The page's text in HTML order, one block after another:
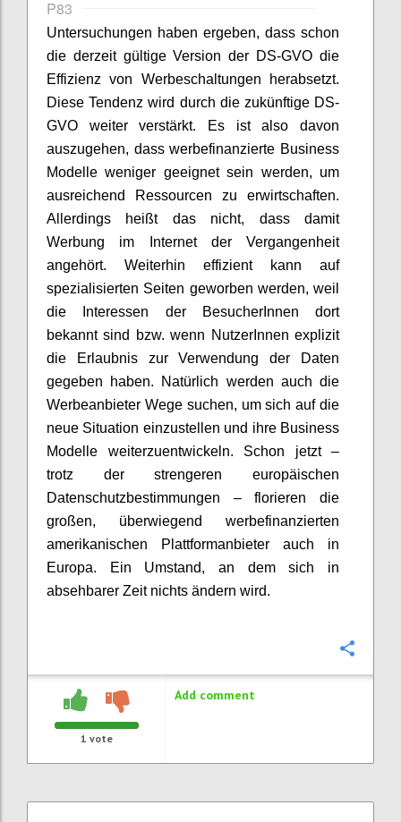
P83
Untersuchungen haben ergeben, dass schon
die derzeit gültige Version der DS-GVO die
Effizienz von Werbeschaltungen herabsetzt.
Diese Tendenz wird durch die zukünftige DS-
GVO weiter verstärkt. Es ist also davon
auszugehen, dass werbefinanzierte Business
Modelle weniger geeignet sein werden, um
ausreichend Ressourcen zu erwirtschaften.
Allerdings heißt das nicht, dass damit
Werbung im Internet der Vergangenheit
angehört. Weiterhin effizient kann auf
spezialisierten Seiten geworben werden, weil
die Interessen der BesucherInnen dort
bekannt sind bzw. wenn NutzerInnen explizit
die Erlaubnis zur Verwendung der Daten
gegeben haben. Natürlich werden auch die
Werbeanbieter Wege suchen, um sich auf die
neue Situation einzustellen und ihre Business
Modelle weiterzuentwickeln. Schon jetzt –
trotz der strengeren europäischen
Datenschutzbestimmungen – florieren die
großen, überwiegend werbefinanzierten
amerikanischen Plattformanbieter auch in
Europa. Ein Umstand, an dem sich in
absehbarer Zeit nichts ändern wird.
1 vote
Add comment